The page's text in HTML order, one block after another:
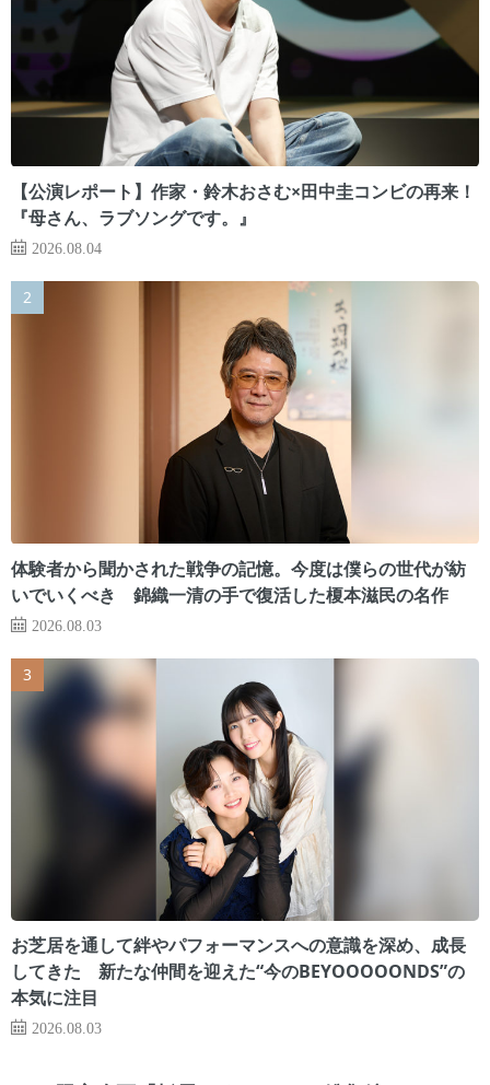
【公演レポート】作家・鈴木おさむ×田中圭コンビの再来！
『母さん、ラブソングです。』
2026.08.04
体験者から聞かされた戦争の記憶。今度は僕らの世代が紡
いでいくべき 錦織一清の手で復活した榎本滋民の名作
2026.08.03
お芝居を通して絆やパフォーマンスへの意識を深め、成長
してきた 新たな仲間を迎えた“今のBEYOOOOONDS”の
本気に注目
2026.08.03